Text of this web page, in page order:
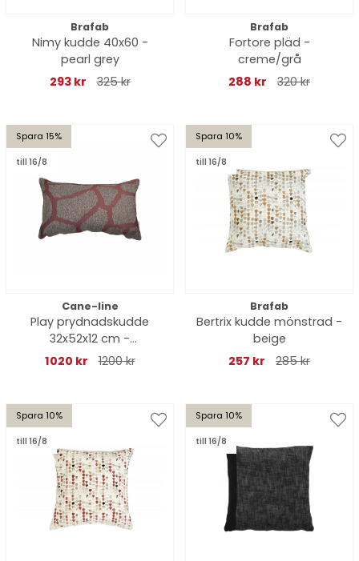
Brafab
Nimy kudde 40x60 -
pearl grey
293 kr
325 kr
Brafab
Fortore pläd -
creme/grå
288 kr
320 kr
Spara 15%
till 16/8
Cane-line
Play prydnadskudde
32x52x12 cm -
brown/bordeaux
1020 kr 1200 kr
Spara 10%
till 16/8
Brafab
Bertrix kudde mönstrad -
beige
257 kr
285 kr
Spara 10%
till 16/8
Spara 10%
till 16/8